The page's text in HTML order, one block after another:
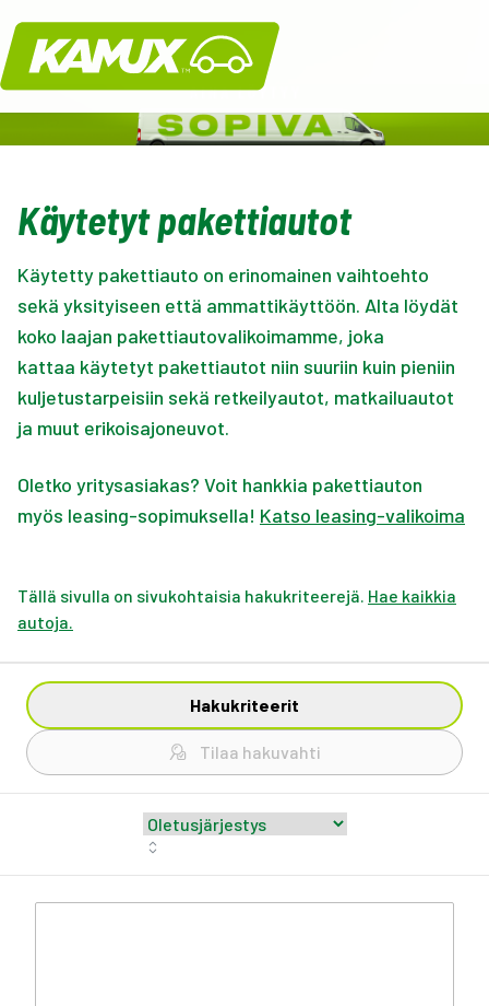
Kamux
Käytetyt pakettiautot
Käytetty pakettiauto on erinomainen vaihtoehto
sekä yksityiseen että ammattikäyttöön. Alta löydät
koko laajan pakettiautovalikoimamme, joka
kattaa käytetyt pakettiautot niin suuriin kuin pieniin
kuljetustarpeisiin sekä retkeilyautot, matkailuautot
ja muut erikoisajoneuvot.
Oletko yritysasiakas? Voit hankkia pakettiauton
myös leasing-sopimuksella! Katso leasing-valikoima
Tällä sivulla on sivukohtaisia hakukriteerejä. Hae kaikkia
autoja.
Hakukriteerit
Tilaa hakuvahti